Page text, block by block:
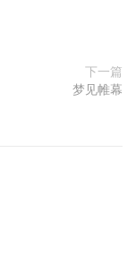
下一篇
梦见帷幕